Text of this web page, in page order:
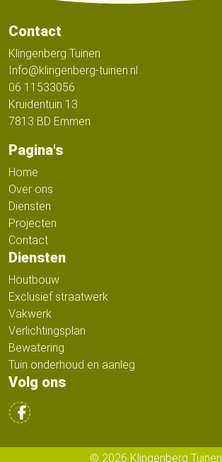
Contact
Klingenberg Tuinen
Info@klingenberg-tuinen.nl
06 11533056
Kruidentuin 13
7813 BD Emmen
Pagina's
Home
Over ons
Diensten
Projecten
Contact
Diensten
Houtbouw
Exclusief straatwerk
Vakwerk
Verlichtingsplan
Bewatering
Tuin onderhoud en aanleg
Volg ons
© 2026 Klingenberg Tuinen